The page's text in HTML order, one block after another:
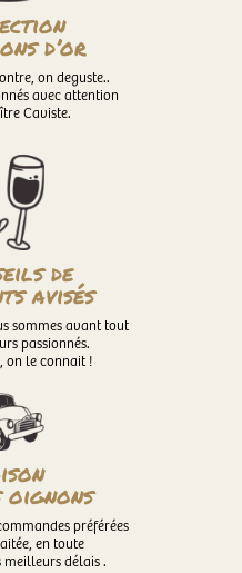
d’or
on deguste..
avec attention
Caviste.
de
avisés
sommes avant tout
passionnés.
on le connait !
préférées
en toute
meilleurs délais .